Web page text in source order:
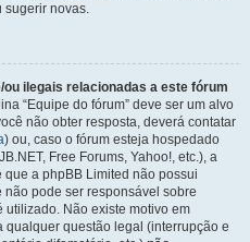
sugerir novas.
ilegais relacionadas a este fórum
“Equipe do fórum” deve ser um alvo
não obter resposta, deverá contatar
) ou, caso o fórum esteja hospedado
Free Forums, Yahoo!, etc.), a
a phpBB Limited não possui
não pode ser responsável sobre
utilizado. Não existe motivo em
qualquer questão legal (interrupção e